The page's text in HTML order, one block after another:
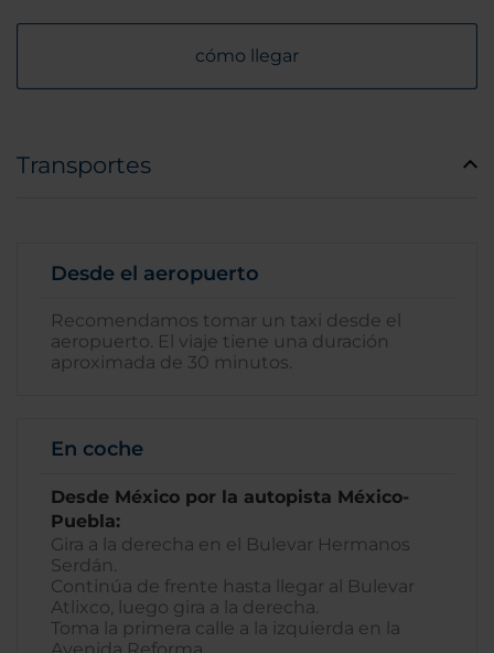
cómo llegar
Transportes
Desde el aeropuerto
Recomendamos tomar un taxi desde el
aeropuerto. El viaje tiene una duración
aproximada de 30 minutos.
En coche
Desde México por la autopista México-
Puebla:
Gira a la derecha en el Bulevar Hermanos
Serdán.
Continúa de frente hasta llegar al Bulevar
Atlixco, luego gira a la derecha.
Toma la primera calle a la izquierda en la